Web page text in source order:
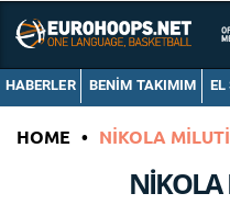
HABERLER BENIM TAKIMIM EL
HOME • NIKOLA